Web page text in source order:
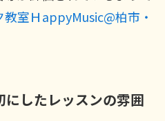
室ＨappyMusic@柏市・
にしたレッスンの雰囲